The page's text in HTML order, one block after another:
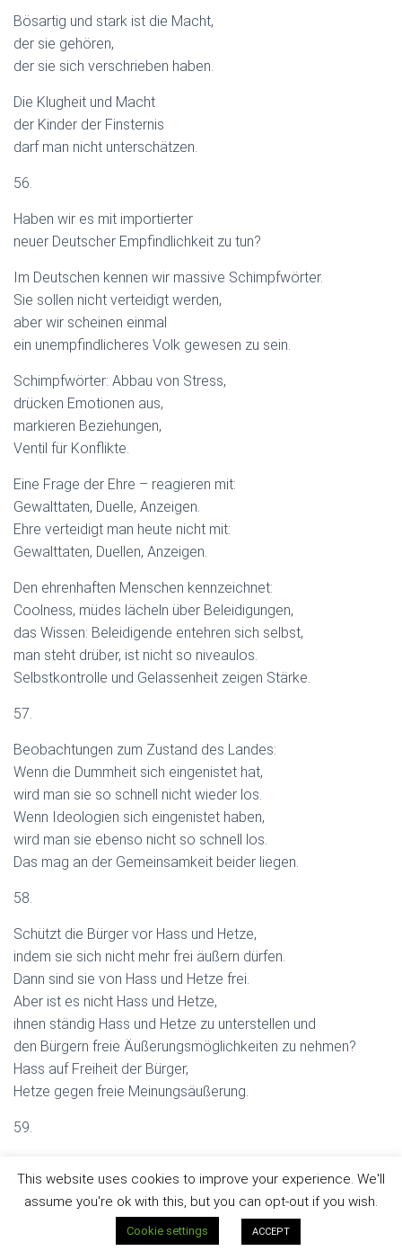
Bösartig und stark ist die Macht,
der sie gehören,
der sie sich verschrieben haben.
Die Klugheit und Macht
der Kinder der Finsternis
darf man nicht unterschätzen.
56.
Haben wir es mit importierter
neuer Deutscher Empfindlichkeit zu tun?
Im Deutschen kennen wir massive Schimpfwörter.
Sie sollen nicht verteidigt werden,
aber wir scheinen einmal
ein unempfindlicheres Volk gewesen zu sein.
Schimpfwörter: Abbau von Stress,
drücken Emotionen aus,
markieren Beziehungen,
Ventil für Konflikte.
Eine Frage der Ehre – reagieren mit:
Gewalttaten, Duelle, Anzeigen.
Ehre verteidigt man heute nicht mit:
Gewalttaten, Duellen, Anzeigen.
Den ehrenhaften Menschen kennzeichnet:
Coolness, müdes lächeln über Beleidigungen,
das Wissen: Beleidigende entehren sich selbst,
man steht drüber, ist nicht so niveaulos.
Selbstkontrolle und Gelassenheit zeigen Stärke.
57.
Beobachtungen zum Zustand des Landes:
Wenn die Dummheit sich eingenistet hat,
wird man sie so schnell nicht wieder los.
Wenn Ideologien sich eingenistet haben,
wird man sie ebenso nicht so schnell los.
Das mag an der Gemeinsamkeit beider liegen.
58.
Schützt die Bürger vor Hass und Hetze,
indem sie sich nicht mehr frei äußern dürfen.
Dann sind sie von Hass und Hetze frei.
Aber ist es nicht Hass und Hetze,
ihnen ständig Hass und Hetze zu unterstellen und
den Bürgern freie Äußerungsmöglichkeiten zu nehmen?
Hass auf Freiheit der Bürger,
Hetze gegen freie Meinungsäußerung.
59.
auf allen Ebenen –
technisch perfektioniert –
Denunziantentum wächst –
This website uses cookies to improve your experience. We'll
assume you're ok with this, but you can opt-out if you wish.
Cookie settings ACCEPT